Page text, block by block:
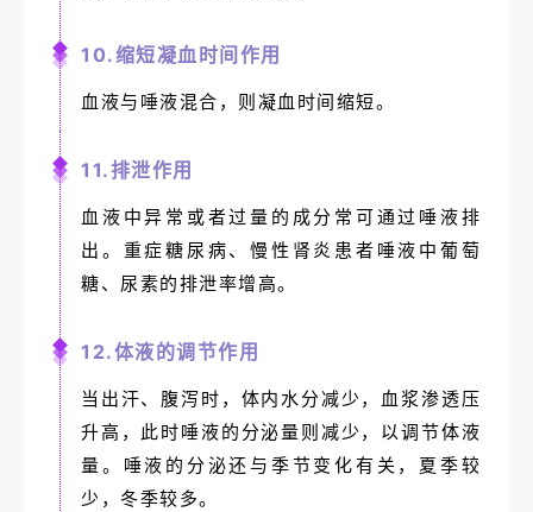
10.缩短凝血时间作用
血液与唾液混合，则凝血时间缩短。
11.排泄作用
血液中异常或者过量的成分常可通过唾液排
出。重症糖尿病、慢性肾炎患者唾液中葡萄
糖、尿素的排泄率增高。
12.体液的调节作用
当出汗、腹泻时，体内水分减少，血浆渗透压
升高，此时唾液的分泌量则减少，以调节体液
量。唾液的分泌还与季节变化有关，夏季较
少，冬季较多。